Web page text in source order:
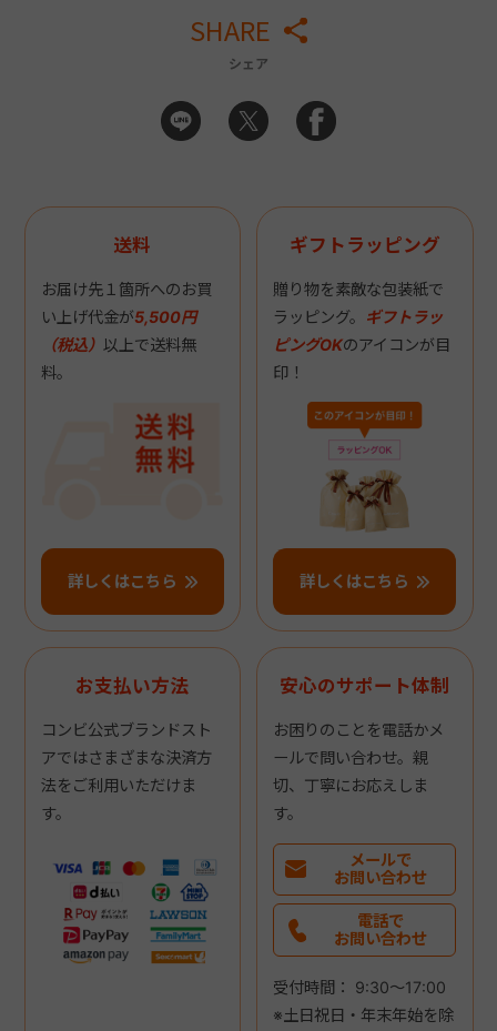
SHARE
シェア
送料
お届け先１箇所へのお買
い上げ代金が5,500円
（税込） 以上で送料無
料。
詳しくはこちら
ギフトラッピング
贈り物を素敵な包装紙で
ラッピング。 ギフトラッ
ピングOKのアイコンが目
印！
詳しくはこちら
お支払い方法
コンビ公式ブランドスト
アではさまざまな決済方
法をご利用いただけま
す。
安心のサポート体制
お困りのことを電話かメ
ールで問い合わせ。親
切、丁寧にお応えしま
す。
メールで
お問い合わせ
電話で
お問い合わせ
受付時間： 9:30～17:00
※土日祝日・年末年始を除